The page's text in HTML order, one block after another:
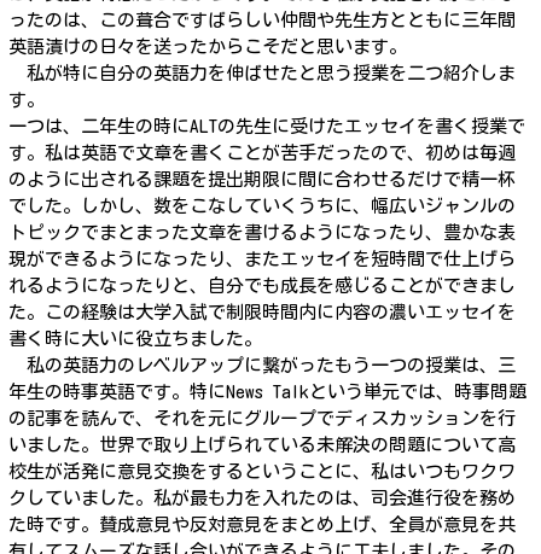
ったのは、この葺合ですばらしい仲間や先生方とともに三年間
英語漬けの日々を送ったからこそだと思います。
私が特に自分の英語力を伸ばせたと思う授業を二つ紹介しま
す。
一つは、二年生の時にALTの先生に受けたエッセイを書く授業で
す。私は英語で文章を書くことが苦手だったので、初めは毎週
のように出される課題を提出期限に間に合わせるだけで精一杯
でした。しかし、数をこなしていくうちに、幅広いジャンルの
トピックでまとまった文章を書けるようになったり、豊かな表
現ができるようになったり、またエッセイを短時間で仕上げら
れるようになったりと、自分でも成長を感じることができまし
た。この経験は大学入試で制限時間内に内容の濃いエッセイを
書く時に大いに役立ちました。
私の英語力のレベルアップに繋がったもう一つの授業は、三
年生の時事英語です。特にNews Talkという単元では、時事問題
の記事を読んで、それを元にグループでディスカッションを行
いました。世界で取り上げられている未解決の問題について高
校生が活発に意見交換をするということに、私はいつもワクワ
クしていました。私が最も力を入れたのは、司会進行役を務め
た時です。賛成意見や反対意見をまとめ上げ、全員が意見を共